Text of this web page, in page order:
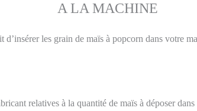
A LA MACHINE
les grain de maïs à popcorn dans votre
relatives à la quantité de maïs à déposer